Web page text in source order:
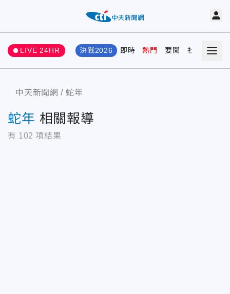
LIVE 24HR 決戰2026 即時 熱門 要聞 社會 娛樂
中天新聞網 蛇年
蛇年 相關報導
有 102 項結果